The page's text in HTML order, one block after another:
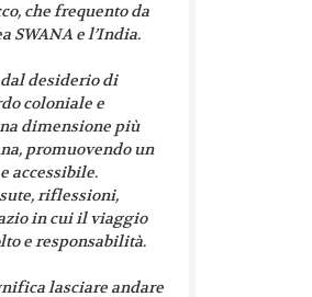
che frequento da
SWANA e l’India.
desiderio di
coloniale e
dimensione più
promuovendo un
accessibile.
riflessioni,
in cui il viaggio
e responsabilità.
lasciare andare